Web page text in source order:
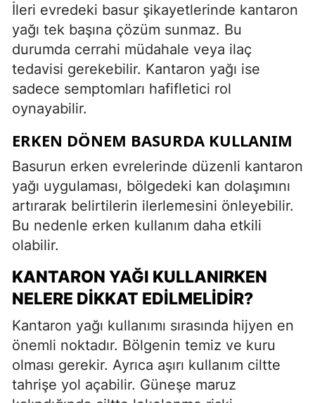
İleri evredeki basur şikayetlerinde kantaron
yağı tek başına çözüm sunmaz. Bu
durumda cerrahi müdahale veya ilaç
tedavisi gerekebilir. Kantaron yağı ise
sadece semptomları hafifletici rol
oynayabilir.
ERKEN DÖNEM BASURDA KULLANIM
Basurun erken evrelerinde düzenli kantaron
yağı uygulaması, bölgedeki kan dolaşımını
artırarak belirtilerin ilerlemesini önleyebilir.
Bu nedenle erken kullanım daha etkili
olabilir.
KANTARON YAĞI KULLANIRKEN
NELERE DIKKAT EDILMELIDIR?
Kantaron yağı kullanımı sırasında hijyen en
önemli noktadır. Bölgenin temiz ve kuru
olması gerekir. Ayrıca aşırı kullanım ciltte
tahrişe yol açabilir. Güneşe maruz